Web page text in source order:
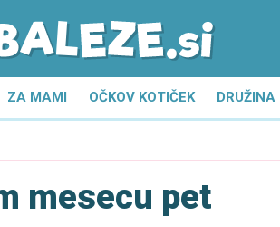
ZA MAMI OČKOV KOTIČEK DRUŽINA
mesecu pet